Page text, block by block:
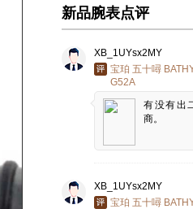
新品腕表点评
XB_1UYsx2MY
宝珀 五十噚
G52A
有没有出
商。
XB_1UYsx2MY
宝珀 五十噚